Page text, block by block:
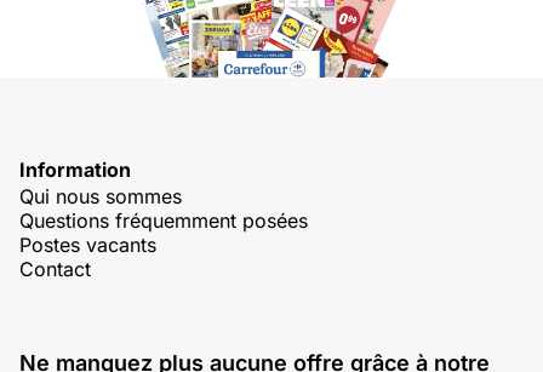
Information
Qui nous sommes
Questions fréquemment posées
Postes vacants
Contact
Ne manquez plus aucune offre grâce à notre